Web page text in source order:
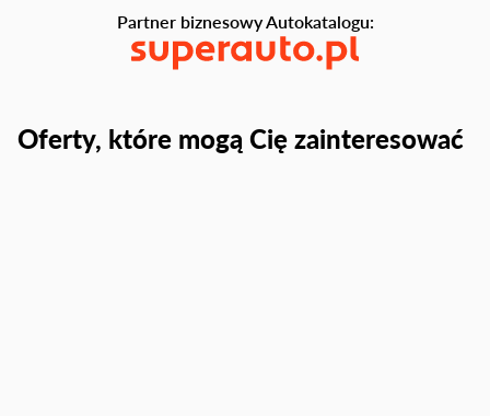
Oferty, które mogą Cię zainteresować
Partner biznesowy Autokatalogu: